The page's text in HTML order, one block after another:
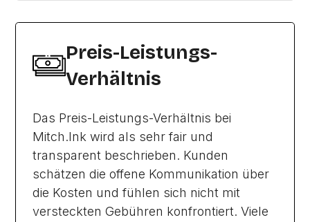
Preis-Leistungs-
Verhältnis
Das Preis-Leistungs-Verhältnis bei
Mitch.Ink wird als sehr fair und
transparent beschrieben. Kunden
schätzen die offene Kommunikation über
die Kosten und fühlen sich nicht mit
versteckten Gebühren konfrontiert. Viele